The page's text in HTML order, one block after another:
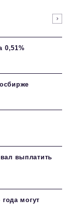
0,51%
выплатить
могут